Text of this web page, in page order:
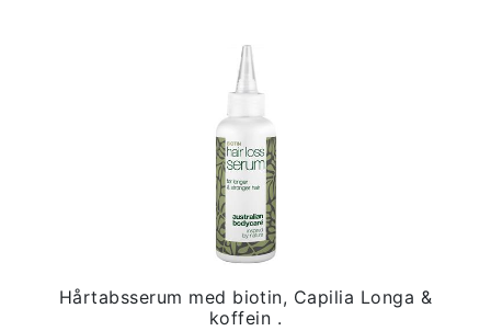
Hårtabsserum med biotin, Capilia Longa &
koffein .